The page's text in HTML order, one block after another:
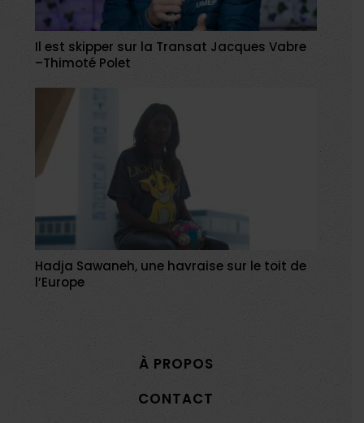
Il est skipper sur la Transat Jacques Vabre
–Thimoté Polet
Hadja Sawaneh, une havraise sur le toit de
l’Europe
À PROPOS
CONTACT